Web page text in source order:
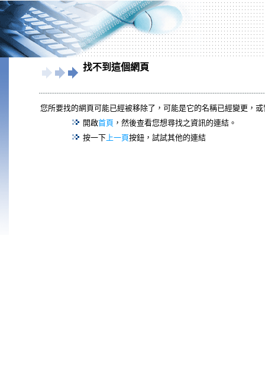
找不到這個網頁
您所要找的網頁可能已經被移除了，可能是它的名稱已經變更，
開啟首頁 ，然後查看您想尋找之資訊的連結。
按一下上一頁按鈕，試試其他的連結